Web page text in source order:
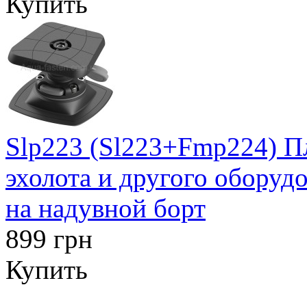
Slp223 (Sl223+Fmp224)
эхолота и другого
на надувной борт
899 грн
Купить